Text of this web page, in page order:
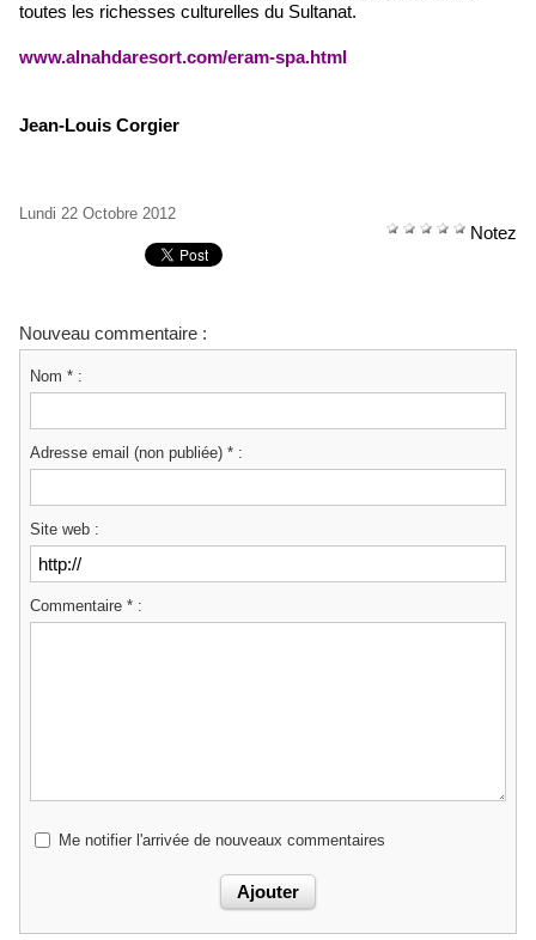
toutes les richesses culturelles du Sultanat.
www.alnahdaresort.com/eram-spa.html
Jean-Louis Corgier
Lundi 22 Octobre 2012
Notez
Nouveau commentaire :
Nom * :
Adresse email (non publiée) * :
Site web :
Commentaire * :
Me notifier l'arrivée de nouveaux commentaires